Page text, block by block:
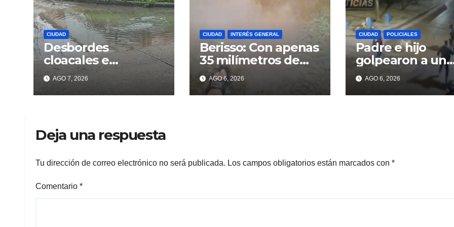
CIUDAD
Desbordes
cloacales e
inmundicia en
Berisso: colapso de
la red en la calle 14
AGO 7, 2026
CIUDAD INTERÉS GENERAL
Berisso: Con apenas
35 milímetros de
lluvia ya se sienten
los problemas
AGO 6, 2026
CIUDAD POLICIALES
Padre e hijo
golpearon a un
delincuente
recuperar un
celular robado
AGO 6, 2026
Deja una respuesta
Tu dirección de correo electrónico no será publicada. Los campos obligatorios están marcados con *
Comentario *